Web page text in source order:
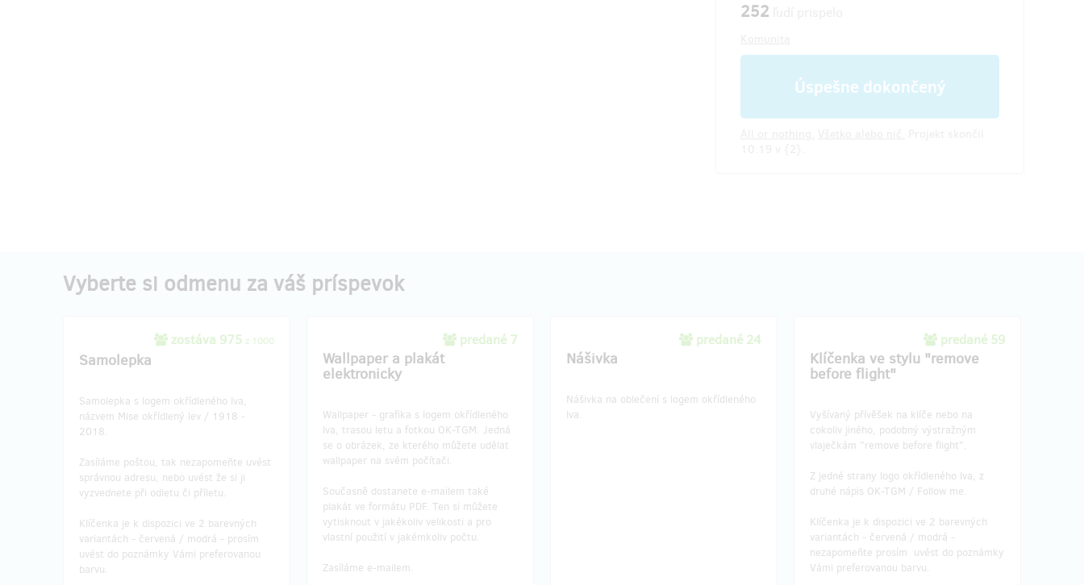
252
Úspešne dokončený
Vyberte si odmenu za váš príspevok
zostáva 975 z 1000
Samolepka
Samolepka s logem okřídleného lva,
názvem Mise okřídlený lev / 1918 -
2018.
Zasíláme poštou, tak nezapomeňte uvést
správnou adresu, nebo uvést že si ji
vyzvednete při odletu či příletu.
Klíčenka je k dispozici ve 2 barevných
variantách - červená / modrá - prosím
uvést do poznámky Vámi preferovanou
barvu.
predané 7
Wallpaper a plakát
elektronicky
Wallpaper - grafika s logem okřídleného
lva, trasou letu a fotkou OK-TGM. Jedná
se o obrázek, ze kterého můžete udělat
wallpaper na svém počítači.
Současně dostanete e-mailem také
plakát ve formátu PDF. Ten si můžete
vytisknout v jakékoliv velikosti a pro
vlastní použití v jakémkoliv počtu.
Zasíláme e-mailem.
predané 24
Nášivka
Nášivka na oblečení s logem okřídleného
lva.
predané 59
Klíčenka ve stylu "remove
before flight"
Vyšívaný přívěšek na klíče nebo na
cokoliv jiného, podobný výstražným
vlaječkám "remove before flight".
Z jedné strany logo okřídleného lva, z
druhé nápis OK-TGM / Follow me.
Klíčenka je k dispozici ve 2 barevných
variantách - červená / modrá -
nezapomeňte prosím uvést do poznámky
Vámi preferovanou barvu.